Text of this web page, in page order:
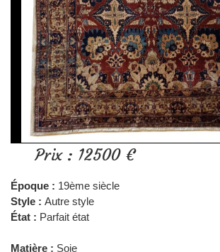
Prix : 12500 €
Époque : 19ème siècle
Style : Autre style
État : Parfait état
Matière : Soie